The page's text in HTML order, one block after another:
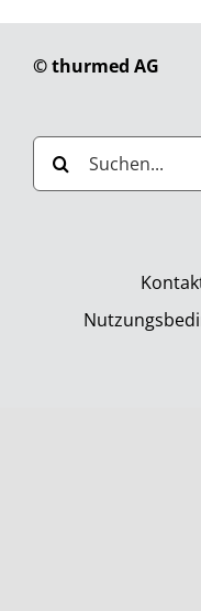
© thurmed AG
Suche
nach: